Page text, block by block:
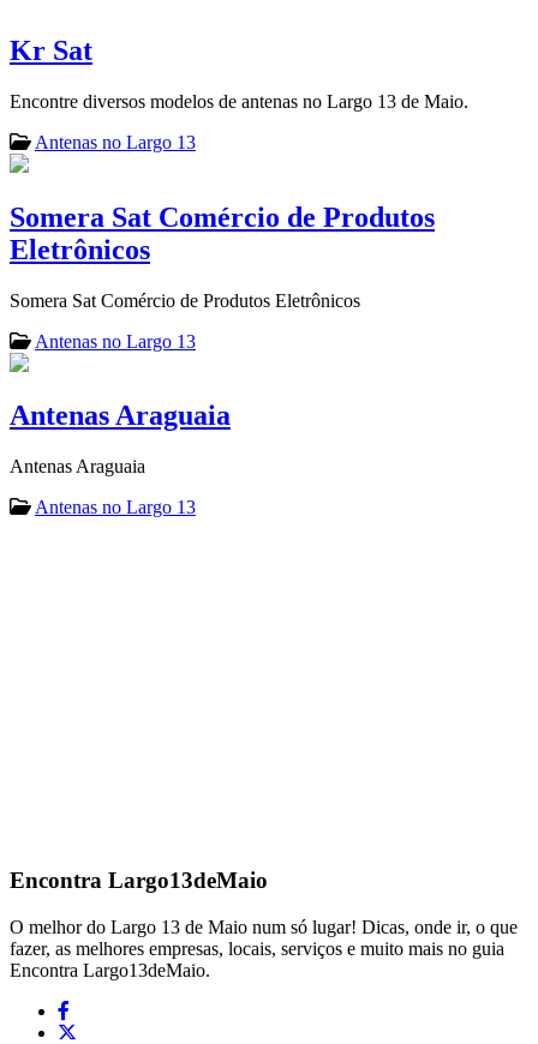
Kr Sat
Encontre diversos modelos de antenas no Largo 13 de Maio.
Antenas no Largo 13
Somera Sat Comércio de Produtos
Eletrônicos
Somera Sat Comércio de Produtos Eletrônicos
Antenas no Largo 13
Antenas Araguaia
Antenas Araguaia
Antenas no Largo 13
Encontra Largo13deMaio
O melhor do Largo 13 de Maio num só lugar! Dicas, onde ir, o que
fazer, as melhores empresas, locais, serviços e muito mais no guia
Encontra Largo13deMaio.